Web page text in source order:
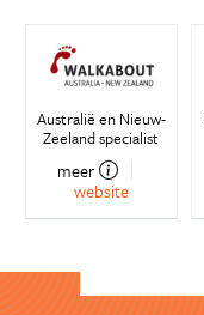
Australië en Nieuw-
Zeeland specialist
meer
website